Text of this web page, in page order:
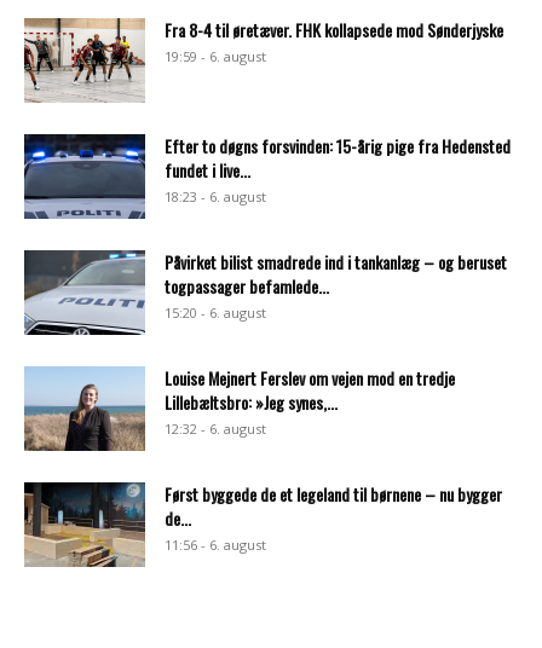
Fra 8-4 til øretæver. FHK kollapsede mod Sønderjyske
19:59 - 6. august
Efter to døgns forsvinden: 15-årig pige fra Hedensted
fundet i live...
18:23 - 6. august
Påvirket bilist smadrede ind i tankanlæg – og beruset
togpassager befamlede...
15:20 - 6. august
Louise Mejnert Ferslev om vejen mod en tredje
Lillebæltsbro: »Jeg synes,...
12:32 - 6. august
Først byggede de et legeland til børnene – nu bygger
de...
11:56 - 6. august